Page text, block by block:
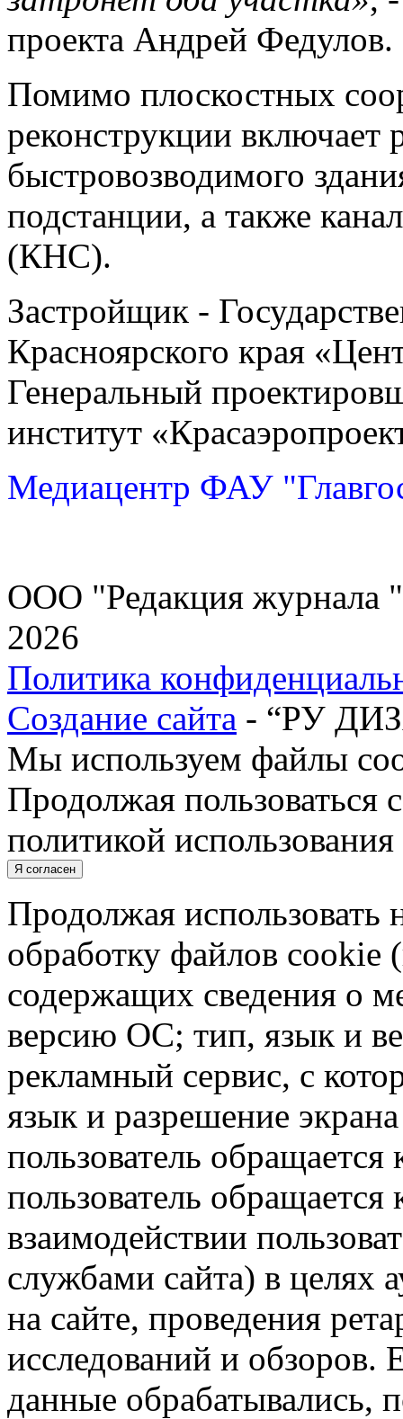
проекта Андрей Федулов.
Помимо плоскостных
реконструкции включает
быстровозводимого
подстанции, а также
(КНС).
Застройщик -
Красноярского края
Генеральный
институт
Медиацентр ФАУ
ООО "Редакция журнала
2026
Политика
Создание сайта - “РУ
Мы используем файлы
Продолжая пользоваться
политикой
Я согласен
Продолжая использовать
обработку файлов cookie
содержащих сведения о
версию ОС; тип, язык и
рекламный сервис, с
язык и разрешение
пользователь обращается
пользователь обращается
взаимодействии
службами сайта) в целях
на сайте, проведения
исследований и обзоров.
данные обрабатывались,